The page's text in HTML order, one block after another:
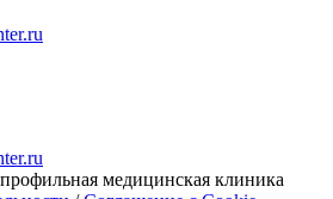
медицинская клиника